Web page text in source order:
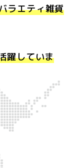
ラエティ雑貨
躍していま